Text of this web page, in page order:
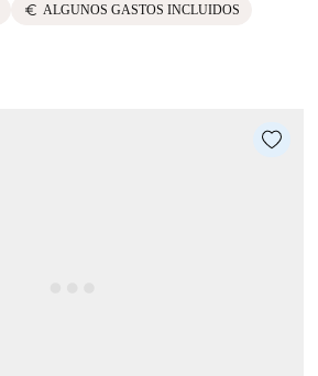
euro ALGUNOS GASTOS INCLUIDOS